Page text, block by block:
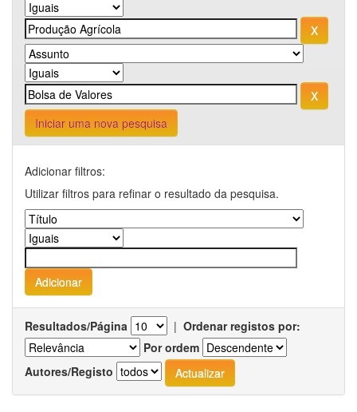
Iniciar uma nova pesquisa
Adicionar filtros:
Utilizar filtros para refinar o resultado da pesquisa.
Resultados/Página | Ordenar registos por:
Por ordem
Autores/Registo